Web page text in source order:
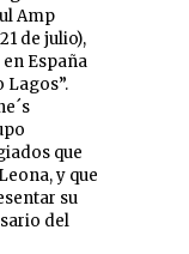
Amp
de julio),
España
que
y que
su
del